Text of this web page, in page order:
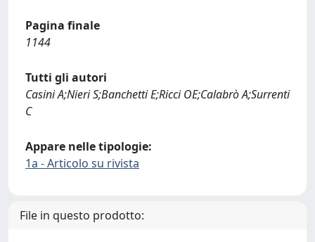
Pagina finale
1144
Tutti gli autori
Casini A;Nieri S;Banchetti E;Ricci OE;Calabrò A;Surrenti
C
Appare nelle tipologie:
1a - Articolo su rivista
File in questo prodotto: